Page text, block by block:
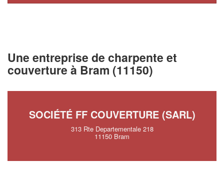
Une entreprise de charpente et
couverture à Bram (11150)
SOCIÉTÉ FF COUVERTURE (SARL)
313 Rte Departementale 218
11150 Bram
vos marges tout en gagnant de
nouveaux clients !
En savoir plus